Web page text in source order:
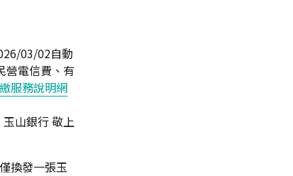
03/02自動
營電信費、有
服務說明網
玉山銀行 敬上
換發一張玉